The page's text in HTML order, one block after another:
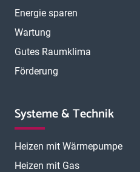
Energie sparen
Wartung
Gutes Raumklima
Förderung
Systeme & Technik
Heizen mit Wärmepumpe
Heizen mit Gas